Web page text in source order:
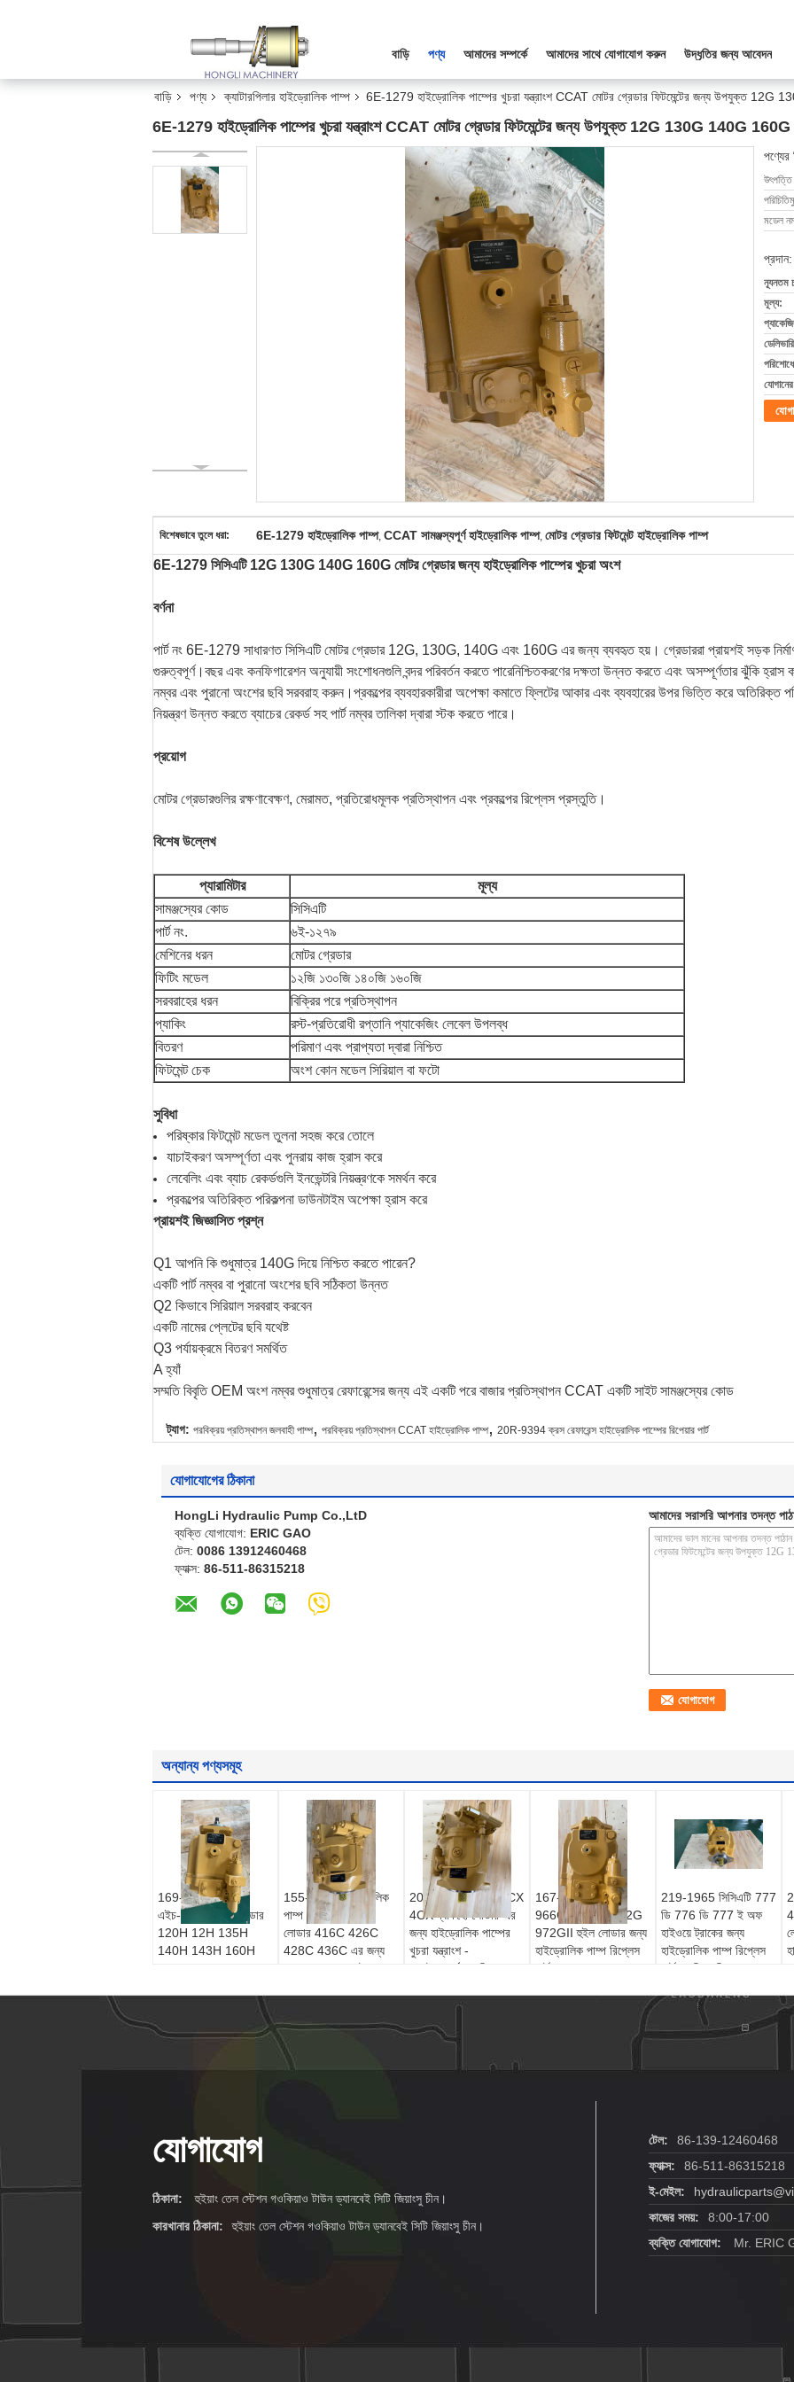
বাড়ি পণ্য আমাদের সম্পর্কে আমাদের সাথে যোগাযোগ করুন উদ্ধৃতির জন্য আবেদন
বাড়ি পণ্য ক্যাটারপিলার হাইড্রোলিক পাম্প 6E-1279 হাইড্রোলিক পাম্পের খুচরা যন্ত্রাংশ CCAT মোটর গ্রেডার ফিটমেন্টের জন্য উপযুক্ত
6E-1279 হাইড্রোলিক পাম্পের খুচরা যন্ত্রাংশ CCAT মোটর গ্রেডার ফিটমেন্টের জন্য উপযুক্ত 12G 130G 140G 160G
পণ্যের
মডেল
প্রদান:
ন্যূনতম
মূল্য:
বিশেষভাবে তুলে ধরা: 6E-1279 হাইড্রোলিক পাম্প, CCAT সামঞ্জস্যপূর্ণ হাইড্রোলিক পাম্প, মোটর গ্রেডার ফিটমেন্ট হাইড্রোলিক পাম্প
6E-1279 সিসিএটি 12G 130G 140G 160G মোটর গ্রেডার জন্য হাইড্রোলিক পাম্পের খুচরা অংশ
বর্ণনা
পার্ট নং 6E-1279 সাধারণত সিসিএটি মোটর গ্রেডার 12G, 130G, 140G এবং 160G এর জন্য ব্যবহৃত হয়। গ্রেডাররা প্রায়শই সড়ক নির্মাণ
গুরুত্বপূর্ণ।বছর এবং কনফিগারেশন অনুযায়ী সংশোধনগুলি বন্দর পরিবর্তন করতে পারেনিশ্চিতকরণের দক্ষতা উন্নত করতে এবং অসম্পূর্ণতার ঝুঁকি হ্রাস
নম্বর এবং পুরানো অংশের ছবি সরবরাহ করুন।প্রকল্পের ব্যবহারকারীরা অপেক্ষা কমাতে ফ্লিটের আকার এবং ব্যবহারের উপর ভিত্তি করে অতিরিক্ত
নিয়ন্ত্রণ উন্নত করতে ব্যাচের রেকর্ড সহ পার্ট নম্বর তালিকা দ্বারা স্টক করতে পারে।
প্রয়োগ
মোটর গ্রেডারগুলির রক্ষণাবেক্ষণ, মেরামত, প্রতিরোধমূলক প্রতিস্থাপন এবং প্রকল্পের রিপ্লেস প্রস্তুতি।
বিশেষ উল্লেখ
প্যারামিটার
মূল্য
সামঞ্জস্যের কোড
সিসিএটি
পার্ট নং.
৬ই-১২৭৯
মেশিনের ধরন
মোটর গ্রেডার
ফিটিং মডেল
১২জি ১৩০জি ১৪০জি ১৬০জি
সরবরাহের ধরন
বিক্রির পরে প্রতিস্থাপন
প্যাকিং
রস্ট-প্রতিরোধী রপ্তানি প্যাকেজিং লেবেল উপলব্ধ
বিতরণ
পরিমাণ এবং প্রাপ্যতা দ্বারা নিশ্চিত
ফিটমেন্ট চেক
অংশ কোন মডেল সিরিয়াল বা ফটো
সুবিধা
পরিষ্কার ফিটমেন্ট মডেল তুলনা সহজ করে তোলে
যাচাইকরণ অসম্পূর্ণতা এবং পুনরায় কাজ হ্রাস করে
লেবেলিং এবং ব্যাচ রেকর্ডগুলি ইনভেন্টরি নিয়ন্ত্রণকে সমর্থন করে
প্রকল্পের অতিরিক্ত পরিকল্পনা ডাউনটাইম অপেক্ষা হ্রাস করে
প্রায়শই জিজ্ঞাসিত প্রশ্ন
Q1 আপনি কি শুধুমাত্র 140G দিয়ে নিশ্চিত করতে পারেন?
একটি পার্ট নম্বর বা পুরানো অংশের ছবি সঠিকতা উন্নত
Q2 কিভাবে সিরিয়াল সরবরাহ করবেন
একটি নামের প্লেটের ছবি যথেষ্ট
Q3 পর্যায়ক্রমে বিতরণ সমর্থিত
A হ্যাঁ
সম্মতি বিবৃতি OEM অংশ নম্বর শুধুমাত্র রেফারেন্সের জন্য এই একটি পরে বাজার প্রতিস্থাপন CCAT একটি সাইট সামঞ্জস্যের কোড
ট্যাগ: পরবিক্রয় প্রতিস্থাপন জলবাহী পাম্প, পরবিক্রয় প্রতিস্থাপন CCAT হাইড্রোলিক পাম্প, 20R-9394 ক্রস রেফারেন্স হাইড্রোলিক পাম্পের রিপেয়ার পার্ট
যোগাযোগের ঠিকানা
HongLi Hydraulic Pump Co.,LtD
ব্যক্তি যোগাযোগ: ERIC GAO
টেল: 0086 13912460468
ফ্যাক্স: 86-511-86315218
আমাদের সরাসরি আপনার তদন্ত
অন্যান্য পণ্যসমূহ
169-4882 সিসিএটি
এইচ-সিরিজ মোটর গ্রেডার
120H 12H 135H
140H 143H 160H
155-5109 হাইড্রোলিক
পাম্প CCAT ব্যাকহো
লোডার 416C 426C
428C 436C এর জন্য
খুচরা যন্ত্রাংশ, আফটার
20/925784 JCB 3CX
4CX ব্যাকহো লোডার-এর
জন্য হাইড্রোলিক পাম্পের
খুচরা যন্ত্রাংশ -
আফটারমার্কেট প্রতিস্থাপন
167-1153 CCAT
966G 966GII 972G
972GII হুইল লোডার জন্য
হাইড্রোলিক পাম্প রিপ্লেস
পার্ট
219-1965 সিসিএটি 777
ডি 776 ডি 777 ই অফ
হাইওয়ে ট্রাকের জন্য
হাইড্রোলিক পাম্প রিপ্লেস
পার্ট জরুরি প্রতিস্থাপন
যোগাযোগ
ঠিকানা:
হুইয়াং তেল স্টেশন গওকিয়াও টাউন ড্যানবেই সিটি জিয়াংসু চীন।
কারখানার ঠিকানা:
হুইয়াং তেল স্টেশন গওকিয়াও টাউন ড্যানবেই সিটি জিয়াংসু চীন।
টেল:
86-139-12460468
ফ্যাক্স:
86-511-86315218
ই-মেইল:
কাজের সময়:
8:00-17:00
ব্যক্তি যোগাযোগ:
Mr. ERIC